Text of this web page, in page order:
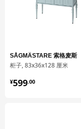
SÅGMÄSTARE 索格麦斯
柜子, 83x36x128 厘米
¥599.00
¥ 599.00